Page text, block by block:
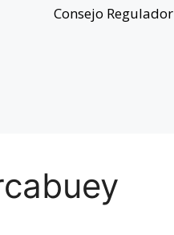
Consejo Regulador